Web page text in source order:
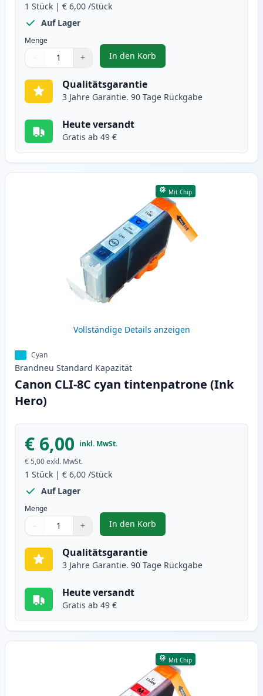
1 Stück | € 6,00 /Stück
Auf Lager
Menge
Verwenden Sie die Tasten, um anzupassen
− +
1
In den Korb
, Canon CLI-8BK schwarz
Qualitätsgarantie
3 Jahre Garantie. 90 Tage Rückgabe
Heute versandt
Gratis ab 49 €
Mit Chip
Vollständige Details anzeigen
Cyan
Brandneu Standard Kapazität
Canon CLI-8C cyan tintenpatrone (Ink
Hero)
€ 6,00 inkl. MwSt.
€ 5,00exkl. MwSt.
1 Stück | € 6,00 /Stück
Auf Lager
Menge
Verwenden Sie die Tasten, um anzupassen
− +
1
In den Korb
, Canon CLI-8C cyan
Qualitätsgarantie
3 Jahre Garantie. 90 Tage Rückgabe
Heute versandt
Gratis ab 49 €
Mit Chip